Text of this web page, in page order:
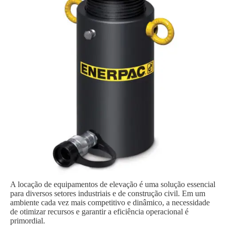
A locação de equipamentos de elevação é uma solução essencial
para diversos setores industriais e de construção civil. Em um
ambiente cada vez mais competitivo e dinâmico, a necessidade
de otimizar recursos e garantir a eficiência operacional é
primordial.